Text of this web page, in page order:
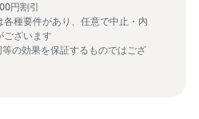
円割引
種要件があり、任意で中止・内
ございます
の効果を保証するものではござ